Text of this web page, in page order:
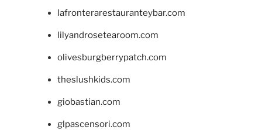
lafronterarestauranteybar.com
lilyandrosetearoom.com
olivesburgberrypatch.com
theslushkids.com
giobastian.com
glpascensori.com